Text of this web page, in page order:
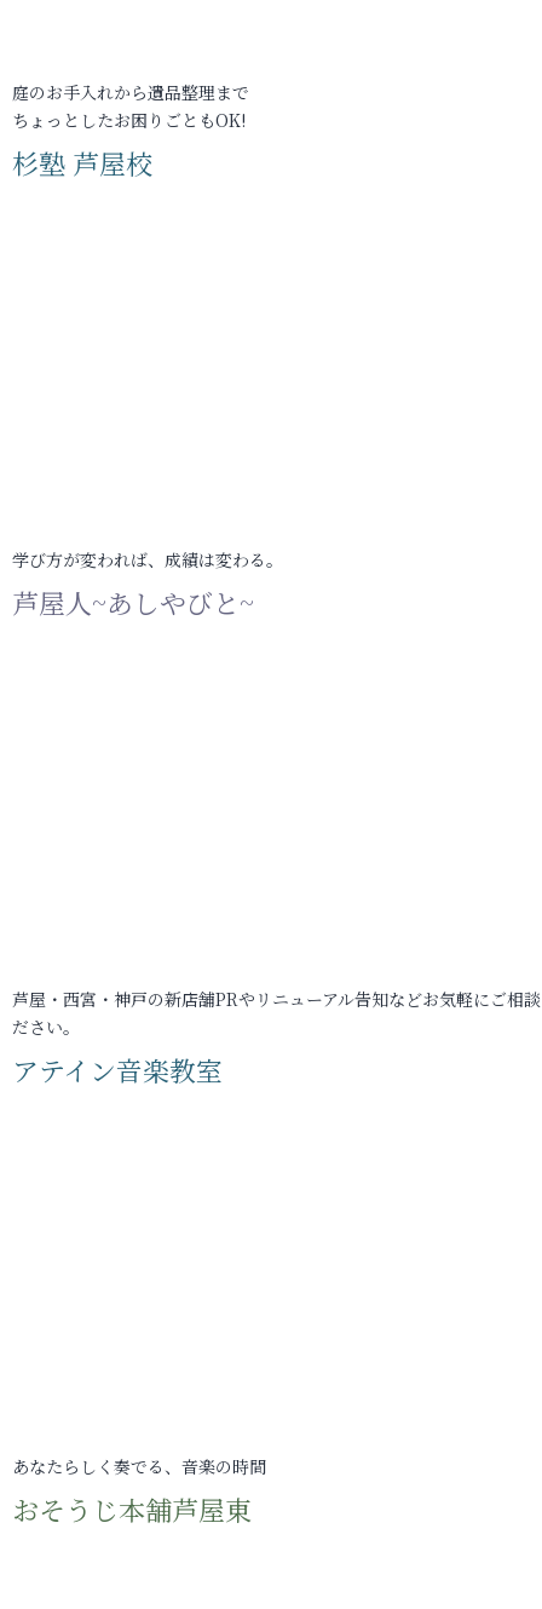
庭のお手入れから遺品整理まで
ちょっとしたお困りごともOK!
杉塾 芦屋校
学び方が変われば、成績は変わる。
芦屋人~あしやびと~
芦屋・西宮・神戸の新店舗PRやリニューアル告知などお気軽にご相
ださい。
アテイン音楽教室
あなたらしく奏でる、音楽の時間
おそうじ本舗芦屋東